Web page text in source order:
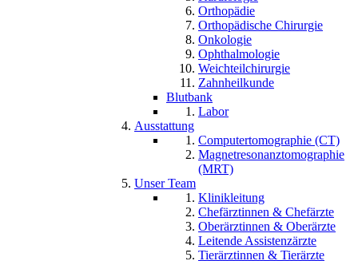
Orthopädie
Orthopädische Chirurgie
Onkologie
Ophthalmologie
Weichteilchirurgie
Zahnheilkunde
Blutbank
Labor
Ausstattung
Computertomographie (CT)
Magnetresonanztomographie
(MRT)
Unser Team
Klinikleitung
Chefärztinnen & Chefärzte
Oberärztinnen & Oberärzte
Leitende Assistenzärzte
Tierärztinnen & Tierärzte